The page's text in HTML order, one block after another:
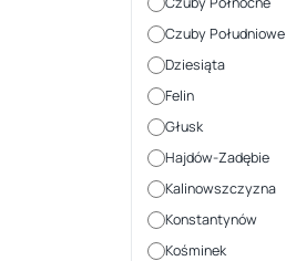
Czuby Południowe
Dziesiąta
Felin
Głusk
Hajdów-Zadębie
Kalinowszczyzna
Konstantynów
Kośminek